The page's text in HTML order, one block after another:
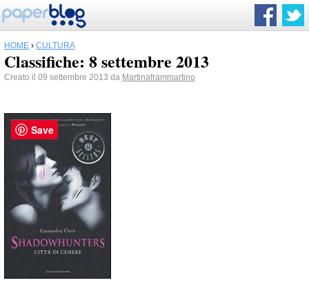
HOME › CULTURA
Classifiche: 8 settembre 2013
Creato il 09 settembre 2013 da Martinaframmartino
Save